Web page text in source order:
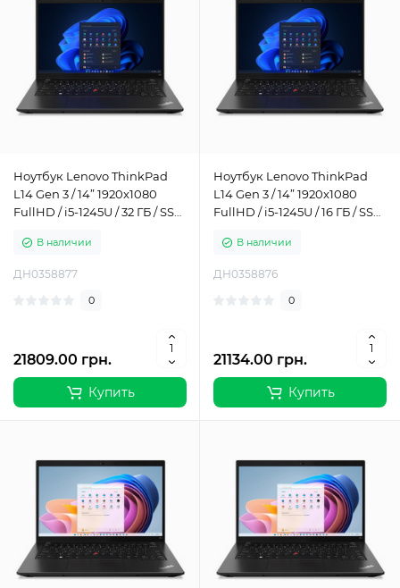
Ноутбук Lenovo ThinkPad
L14 Gen 3 / 14” 1920x1080
FullHD / i5-1245U / 32 ГБ / SSD
/ Класс Б
В наличии
ДН0358877
0
21809.00 грн.
Купить
Ноутбук Lenovo ThinkPad
L14 Gen 3 / 14” 1920x1080
FullHD / i5-1245U / 16 ГБ / SSD
Класс Б
В наличии
ДН0358876
0
21134.00 грн.
Купить